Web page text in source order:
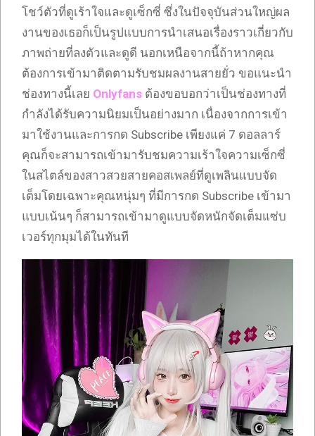
โชว์ตัวที่ดูเร้าใจและดูเซ็กซี่ ซึ่งในปัจจุบันส่วนใหญ่ผล
งานของเธอก็เป็นรูปแบบการนำเสนอเรื่องราวเกี่ยวกับ
ภาพถ่ายที่ลงตัวและดูดี นอกเหนือจากนี้ถ้าหากคุณ
ต้องการเข้ามาติดตามรับชมผลงานสายยั่ว ขอแนะนำ
ช่องทางนี้เลย Onlyfans ต้องขอบอกว่าเป็นช่องทางที่
กำลังได้รับความนิยมเป็นอย่างมาก เนื่องจากการเข้า
มาใช้งานและการกด Subscribe เพียงแค่ 7 ดอลลาร์
คุณก็จะสามารถเข้ามารับชมความเร้าใจความเซ็กซี่
ในสไตล์ของสาวสวยสายคอสเพลย์ที่ดูเพลินแบบจัด
เต็มโดยเฉพาะคุณหนุ่มๆ ที่มีการกด Subscribe เข้ามา
แบบเน้นๆ ก็สามารถเข้ามาดูแบบจัดหนักจัดเต็มแซ่บ
เวอร์ทุกมุมได้ในทันที